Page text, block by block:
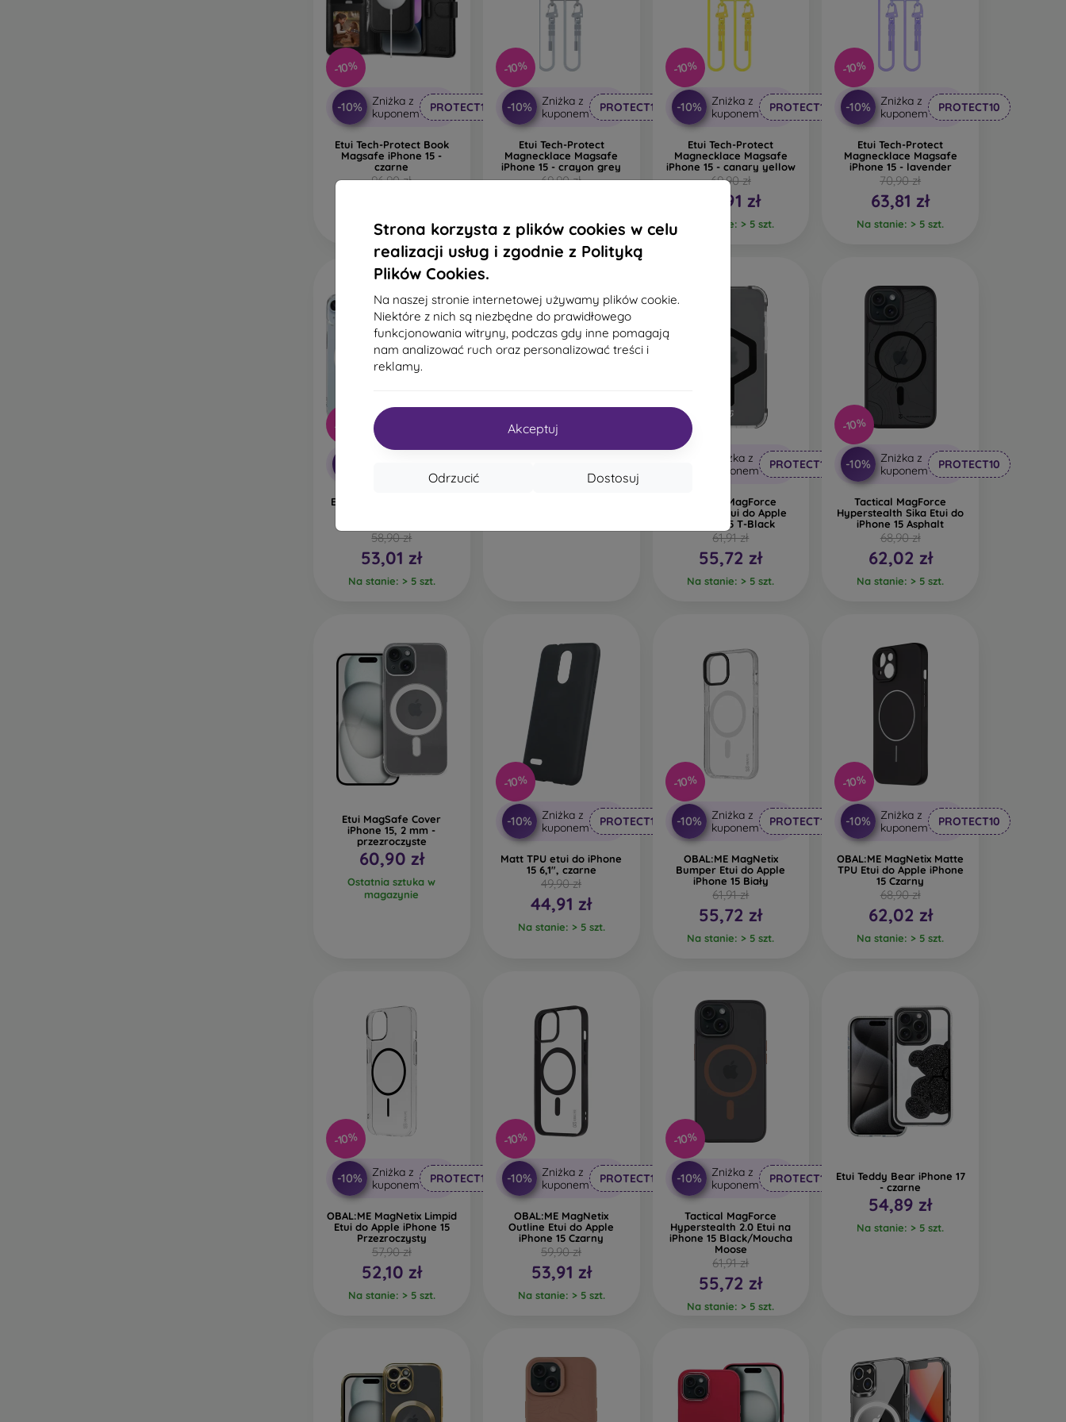
Strona korzysta z plików cookies w celu
realizacji usług i zgodnie z Polityką
Plików Cookies.
Na naszej stronie internetowej używamy plików cookie.
Niektóre z nich są niezbędne do prawidłowego
funkcjonowania witryny, podczas gdy inne pomagają
nam analizować ruch oraz personalizować treści i
reklamy.
Akceptuj
Dostosuj
Odrzucić
-10%
-10%
Zniżka z
kuponem
PROTECT10
Etui Tech-Protect Book
Magsafe iPhone 15 -
czarne
96,90 zł
Na stanie: > 5 szt.
-10%
-10%
Zniżka z
kuponem
PROTECT10
Etui Tech-Protect
Magnecklace Magsafe
iPhone 15 - crayon grey
69,90 zł
Na stanie: > 5 szt.
-10%
-10%
Zniżka z
kuponem
PROTECT10
Etui Tech-Protect
Magnecklace Magsafe
iPhone 15 - canary yellow
69,90 zł
62,91 zł
Na stanie: > 5 szt.
-10%
-10%
Zniżka z
kuponem
PROTECT10
Etui Tech-Protect
Magnecklace Magsafe
iPhone 15 - lavender
70,90 zł
63,81 zł
Na stanie: > 5 szt.
-10%
Etui Tech-Protect Flexair
58,90 zł
53,01 zł
Na stanie: > 5 szt.
SolarFlex etui do Apple
iPhone 15 Copper Gray
-10%
Zniżka z
kuponem
PROTECT10
Tactical MagForce
Hexagon Etui do Apple
iPhone 15 T-Black
61,91 zł
55,72 zł
Na stanie: > 5 szt.
-10%
-10%
Zniżka z
kuponem
PROTECT10
Tactical MagForce
Hyperstealth Sika Etui do
iPhone 15 Asphalt
68,90 zł
62,02 zł
Na stanie: > 5 szt.
Etui MagSafe Cover
iPhone 15, 2 mm -
przezroczyste
60,90 zł
Ostatnia sztuka w
magazynie
-10%
-10%
Zniżka z
kuponem
PROTECT10
Matt TPU etui do iPhone
15 6,1", czarne
49,90 zł
44,91 zł
Na stanie: > 5 szt.
-10%
-10%
Zniżka z
kuponem
PROTECT10
OBAL:ME MagNetix
Bumper Etui do Apple
iPhone 15 Biały
61,91 zł
55,72 zł
Na stanie: > 5 szt.
-10%
-10%
Zniżka z
kuponem
PROTECT10
OBAL:ME MagNetix Matte
TPU Etui do Apple iPhone
15 Czarny
68,90 zł
62,02 zł
Na stanie: > 5 szt.
-10%
-10%
Zniżka z
kuponem
PROTECT10
OBAL:ME MagNetix Limpid
Etui do Apple iPhone 15
Przezroczysty
57,90 zł
52,10 zł
Na stanie: > 5 szt.
-10%
-10%
Zniżka z
kuponem
PROTECT10
OBAL:ME MagNetix
Outline Etui do Apple
iPhone 15 Czarny
59,90 zł
53,91 zł
Na stanie: > 5 szt.
-10%
-10%
Zniżka z
kuponem
PROTECT10
Tactical MagForce
Hyperstealth 2.0 Etui na
iPhone 15 Black/Moucha
Moose
61,91 zł
55,72 zł
Na stanie: > 5 szt.
Etui Teddy Bear iPhone 17
- czarne
54,89 zł
Na stanie: > 5 szt.